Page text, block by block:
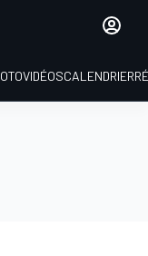
VIDÉOSCALENDRIER